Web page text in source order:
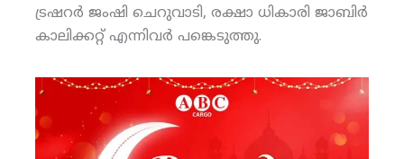
ട്രഷറര്‍ ജംഷി ചെറുവാടി, രക്ഷാ ധികാരി ജാബിര്‍
കാലിക്കറ്റ് എന്നിവര്‍ പങ്കെടുത്തു.